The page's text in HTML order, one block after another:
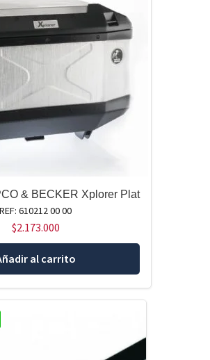
& BECKER Xplorer Plat
REF: 610212 00 00
$2.173.000
al carrito